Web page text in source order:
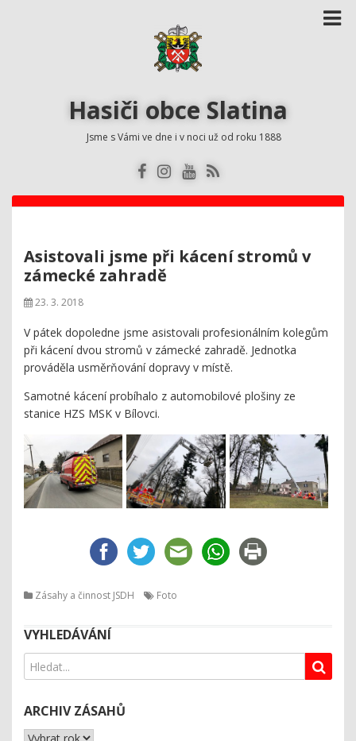
Hasiči obce Slatina
Jsme s Vámi ve dne i v noci už od roku 1888
Asistovali jsme při kácení stromů v
zámecké zahradě
23. 3. 2018
V pátek dopoledne jsme asistovali profesionálním kolegům
při kácení dvou stromů v zámecké zahradě. Jednotka
prováděla usměrňování dopravy v místě.
Samotné kácení probíhalo z automobilové plošiny ze
stanice HZS MSK v Bílovci.
Zásahy a činnost JSDH Foto
VYHLEDÁVÁNÍ
ARCHIV ZÁSAHŮ